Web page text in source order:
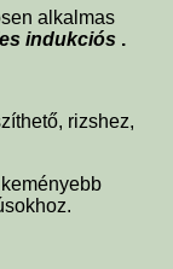
alkalmas
indukciós .
rizshez,